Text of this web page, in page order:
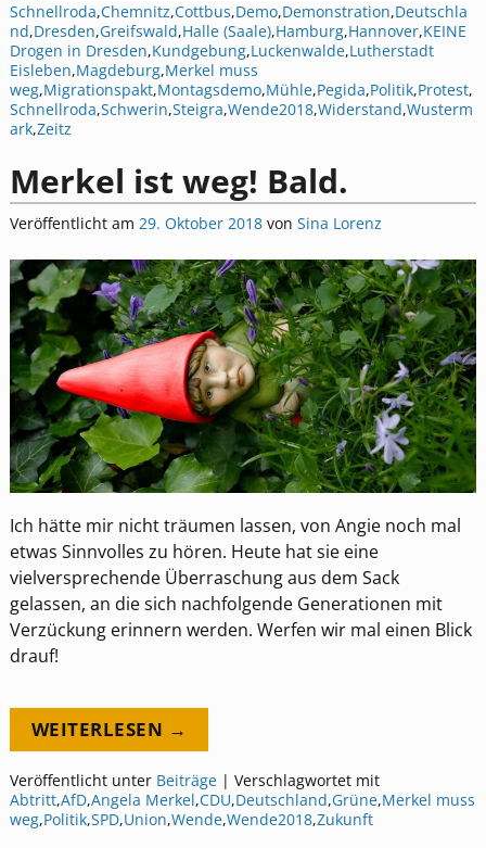
Schnellroda,Chemnitz,Cottbus,Demo,Demonstration,Deutschla
nd,Dresden,Greifswald,Halle (Saale),Hamburg,Hannover,KEINE
Drogen in Dresden,Kundgebung,Luckenwalde,Lutherstadt
Eisleben,Magdeburg,Merkel muss
weg,Migrationspakt,Montagsdemo,Mühle,Pegida,Politik,Protest,
Schnellroda,Schwerin,Steigra,Wende2018,Widerstand,Wusterm
ark,Zeitz
Merkel ist weg! Bald.
Veröffentlicht am 29. Oktober 2018 von Sina Lorenz
Ich hätte mir nicht träumen lassen, von Angie noch mal
etwas Sinnvolles zu hören. Heute hat sie eine
vielversprechende Überraschung aus dem Sack
gelassen, an die sich nachfolgende Generationen mit
Verzückung erinnern werden. Werfen wir mal einen Blick
drauf!
WEITERLESEN →
Veröffentlicht unter Beiträge| Verschlagwortet mit
Abtritt,AfD,Angela Merkel,CDU,Deutschland,Grüne,Merkel muss
weg,Politik,SPD,Union,Wende,Wende2018,Zukunft